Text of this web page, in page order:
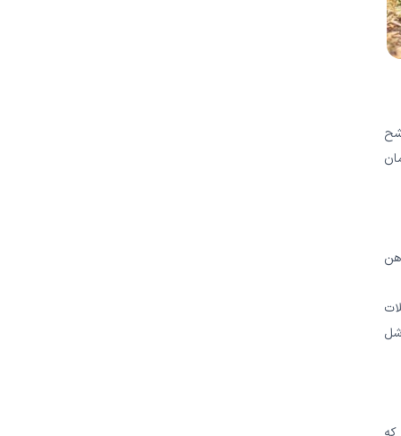
دهید 10 ثانیه عضله شل